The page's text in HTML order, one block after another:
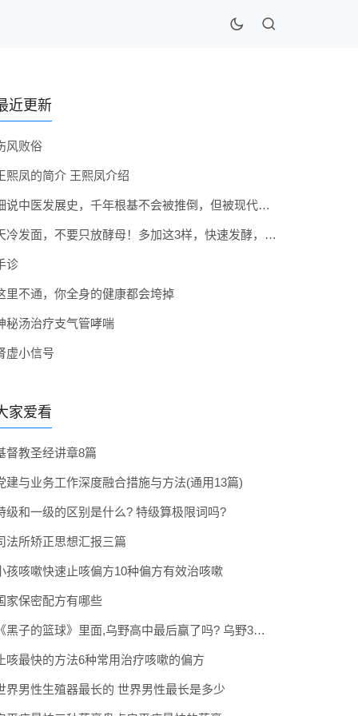
近更新
风败俗
熙凤的简介 王熙凤介绍
细说中医发展史，千年根基不会被推倒，但被现代医疗模式堵住出路
天冷发面，不要只放酵母！多加这3样，快速发酵，蓬松香软弹性十足
诊
里不通，你全身的健康都会垮掉
秘汤治疗支气管哮喘
虚小信号
家爱看
督教圣经讲章8篇
建与业务工作深度融合措施与方法(通用13篇)
级和一级的区别是什么? 特级算极限词吗?
法所矫正思想汇报三篇
孩咳嗽快速止咳偏方10种偏方有效治咳嗽
家保密配方有哪些
《黑子的篮球》里面,乌野高中最后赢了吗? 乌野3年拿到全国冠军了吗
咳最快的方法6种常用治疗咳嗽的偏方
界男性生殖器最长的 世界男性最长是多少